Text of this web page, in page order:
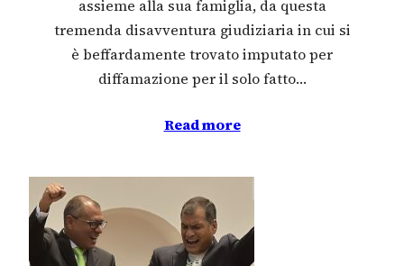
assieme alla sua famiglia, da questa
tremenda disavventura giudiziaria in cui si
è beffardamente trovato imputato per
diffamazione per il solo fatto…
Read more